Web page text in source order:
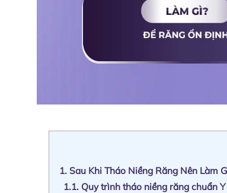
1. Sau Khi Tháo Niềng Răng Nên Làm
1.1. Quy trình tháo niềng răng chuẩn